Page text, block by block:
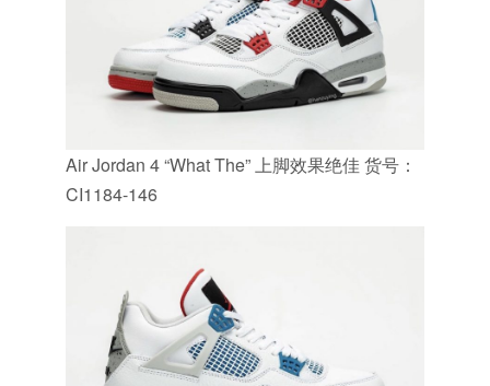
Air Jordan 4 “What The” 上脚效果绝佳 货号：
CI1184-146